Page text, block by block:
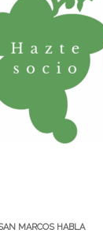
MARCOS HABLA